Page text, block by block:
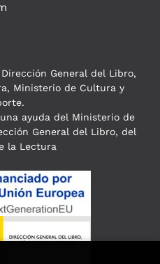
General del Libro,
Ministerio de Cultura y
ayuda del Ministerio de
General del Libro, del
la Lectura